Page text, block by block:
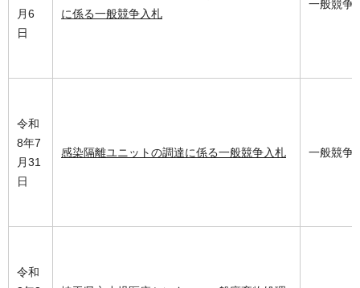
月6
日
に係る一般競争入札
一般競争
令和
8年7
月31
日
感染隔離ユニットの調達に係る一般競争入札 一般競争
令和